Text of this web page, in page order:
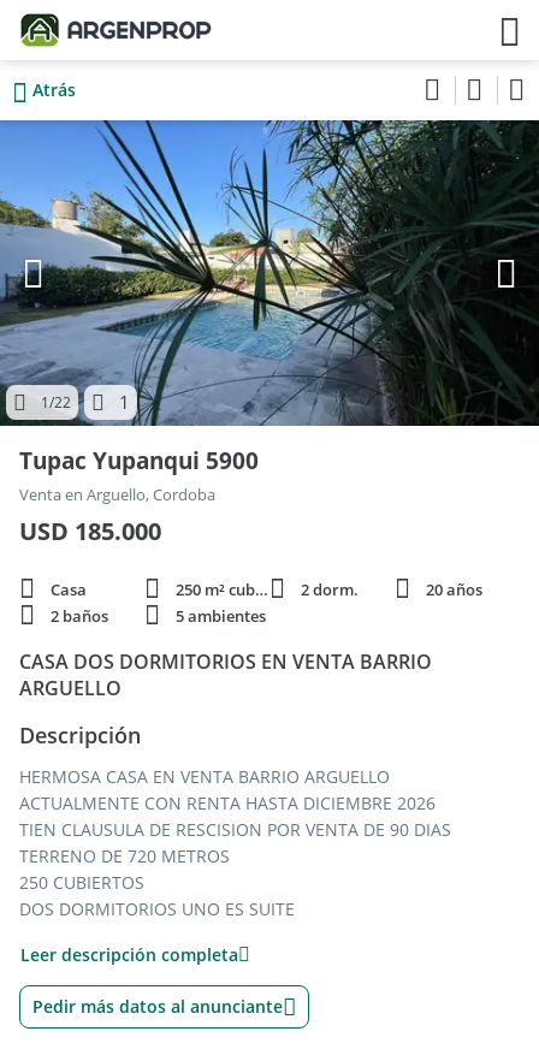
Atrás
1/22 1
Tupac Yupanqui 5900
Venta en Arguello, Cordoba
USD 185.000
Casa 250 m² cubie. 2 dorm.
20 años
2 baños
5 ambientes
CASA DOS DORMITORIOS EN VENTA BARRIO
ARGUELLO
Descripción
HERMOSA CASA EN VENTA BARRIO ARGUELLO
ACTUALMENTE CON RENTA HASTA DICIEMBRE 2026
TIEN CLAUSULA DE RESCISION POR VENTA DE 90 DIAS
TERRENO DE 720 METROS
250 CUBIERTOS
DOS DORMITORIOS UNO ES SUITE
AMPLIA COCINA
LIVING CON HOGAR
COCHERA CUBIERTA PARA TRES VEHICULOS
Leer descripción completa
Pedir más datos al anunciante